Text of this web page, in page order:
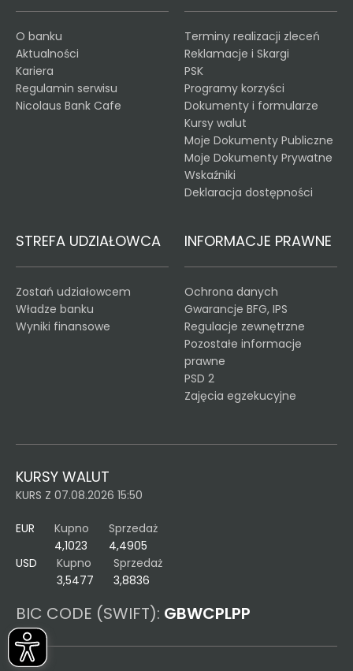
O banku
Aktualności
Kariera
Regulamin serwisu
Nicolaus Bank Cafe
Terminy realizacji zleceń
Reklamacje i Skargi
PSK
Programy korzyści
Dokumenty i formularze
Kursy walut
Moje Dokumenty Publiczne
Moje Dokumenty Prywatne
Wskaźniki
Deklaracja dostępności
STREFA UDZIAŁOWCA
Zostań udziałowcem
Władze banku
Wyniki finansowe
INFORMACJE PRAWNE
Ochrona danych
Gwarancje BFG, IPS
Regulacje zewnętrzne
Pozostałe informacje
prawne
PSD 2
Zajęcia egzekucyjne
KURSY WALUT
KURS Z 07.08.2026 15:50
EUR
Kupno
4,1023
Sprzedaż
4,4905
USD
Kupno
3,5477
Sprzedaż
3,8836
BIC CODE (SWIFT): GBWCPLPP